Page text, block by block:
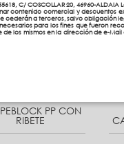
C/ COSCOLLAR 20, 46960-
contenido comercial y descuentos
cederán a terceros, salvo obligación
para los fines que fueron
los mismos en la dirección de e-
PP CON
RIBETE